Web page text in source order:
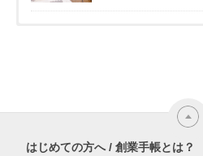
はじめての方へ / 創業手帳とは？